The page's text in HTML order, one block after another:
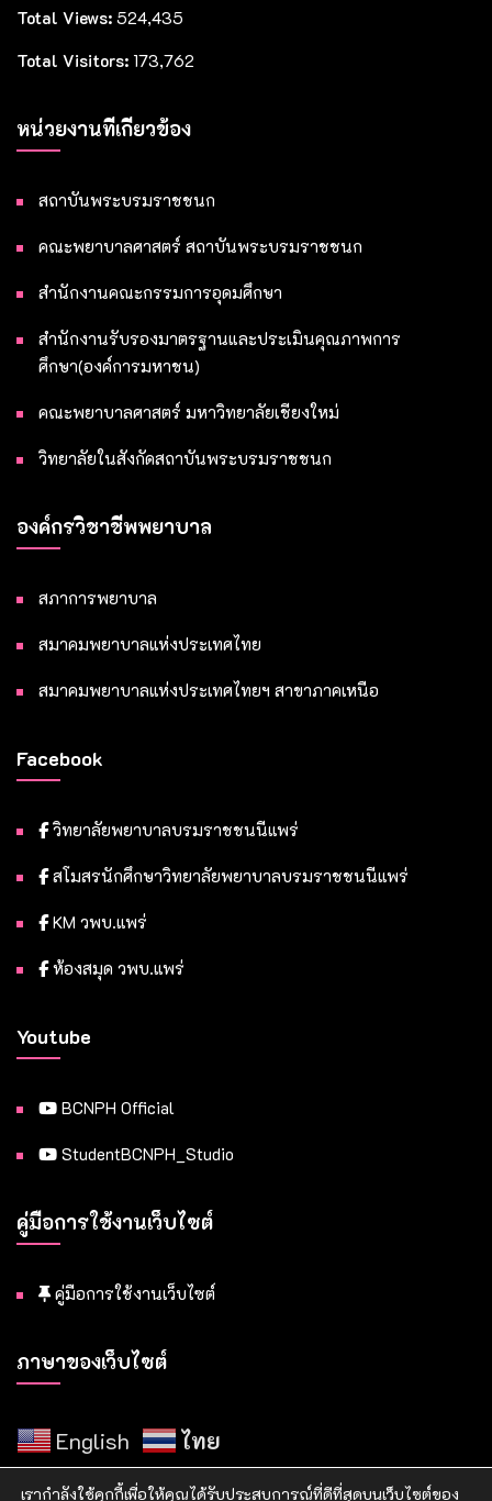
Total Views: 524,435
Total Visitors: 173,762
หน่วยงานที่เกี่ยวข้อง
สถาบันพระบรมราชชนก
คณะพยาบาลศาสตร์ สถาบันพระบรมราชชนก
สำนักงานคณะกรรมการอุดมศึกษา
สำนักงานรับรองมาตรฐานและประเมินคุณภาพการ
ศึกษา(องค์การมหาชน)
คณะพยาบาลศาสตร์ มหาวิทยาลัยเชียงใหม่
วิทยาลัยในสังกัดสถาบันพระบรมราชชนก
องค์กรวิชาชีพพยาบาล
สภาการพยาบาล
สมาคมพยาบาลแห่งประเทศไทย
สมาคมพยาบาลแห่งประเทศไทยฯ สาขาภาคเหนือ
Facebook
วิทยาลัยพยาบาลบรมราชชนนีแพร่
สโมสรนักศึกษาวิทยาลัยพยาบาลบรมราชชนนีแพร่
KM วพบ.แพร่
ห้องสมุด วพบ.แพร่
Youtube
BCNPH Official
StudentBCNPH_Studio
คู่มือการใช้งานเว็บไซต์
คู่มือการใช้งานเว็บไซต์
ภาษาของเว็บไซต์
English ไทย
เรากำลังใช้คุกกี้เพื่อให้คุณได้รับประสบการณ์ที่ดีที่สุดบนเว็บไซต์ของ